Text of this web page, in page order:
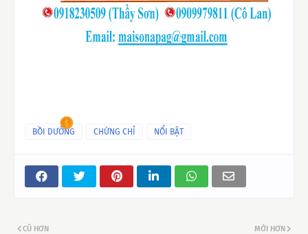
BỒI DƯỠNG CHỨNG CHỈ NỔI BẬT
MỚI HƠN
CŨ HƠN